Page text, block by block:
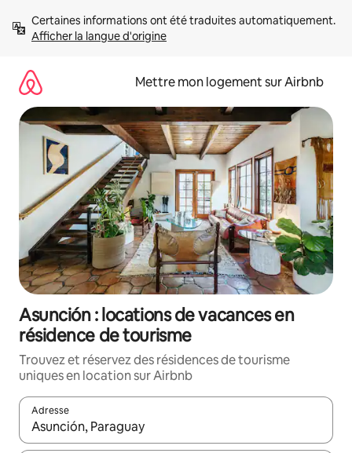
directement
Afficher la langue d'origine
Mettre mon logement sur Airbnb
Asunción : locations de vacances en
résidence de tourisme
Trouvez et réservez des résidences de tourisme
uniques en location sur Airbnb
Adresse
Lorsque les résultats s'affichent, utilisez les flèches vers le